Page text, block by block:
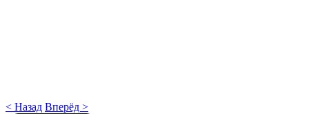
< Назад Вперёд >